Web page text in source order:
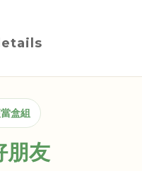
盒組
朋友